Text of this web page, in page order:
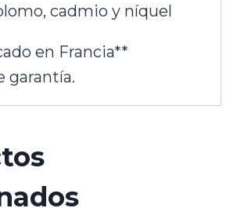
cadmio y níquel
en Francia**
garantía.